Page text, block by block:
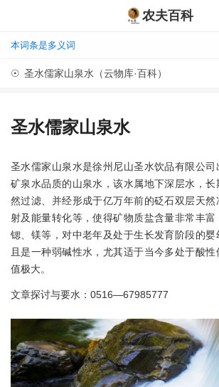
农夫百科
本词条是多义词
☉ 圣水儒家山泉水（云物库·百科）
圣水儒家山泉水
圣水儒家山泉水是徐州尼山圣水饮品有限公
矿泉水品质的山泉水，该水属地下深层水，长
然过滤、并经形成于亿万年前的砭石双层天
射及能量转化等，使得矿物质盐含量非常丰富
锶、镁等，对中老年及处于生长发育阶段的婴
且是一种弱碱性水，尤其适于当今多处于酸
值极大。
文章探讨与要水：0516—67985777